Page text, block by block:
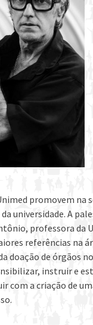
promovem na
universidade. A
professora da
referências na
doação de órgãos
instruir e
com a criação de